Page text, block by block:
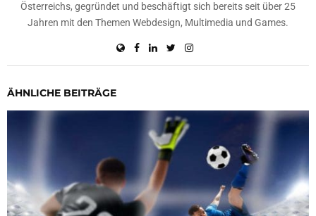
Österreichs, gegründet und beschäftigt sich bereits seit über 25
Jahren mit den Themen Webdesign, Multimedia und Games.
ÄHNLICHE BEITRÄGE